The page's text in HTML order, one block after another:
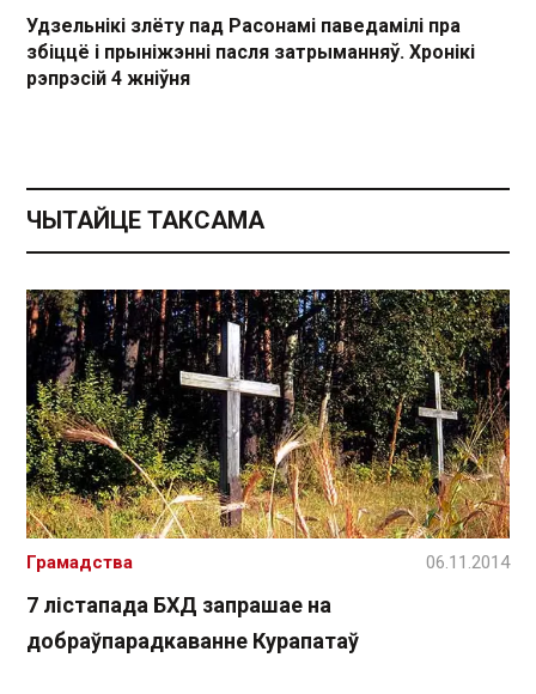
Удзельнікі злёту пад Расонамі паведамілі пра
збіццё і прыніжэнні пасля затрыманняў. Хронікі
рэпрэсій 4 жніўня
ЧЫТАЙЦЕ ТАКСАМА
7 лістапада БХД запрашае на
добраўпарадкаванне Курапатаў
Грамадства 06.11.2014